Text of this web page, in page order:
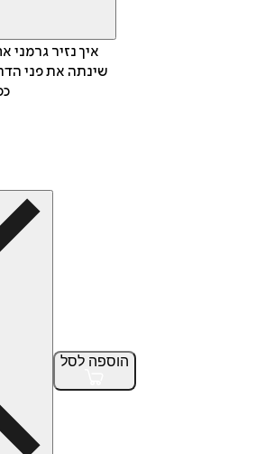
איך נזיר
שינתה את פני
הוספה לסל